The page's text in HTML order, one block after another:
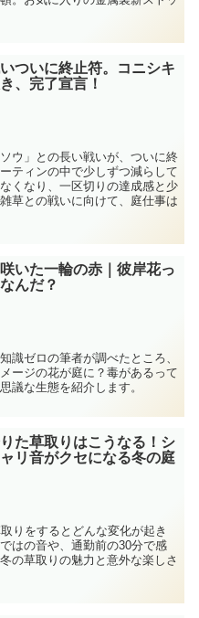
ついに終止符。コニシキ
、完了宣言！
ウ」との長い戦いが、ついに終
ティンの中で少しずつ減らして
くなり、一区切りの達成感と少
草との戦いに向けて、庭仕事は
いた一輪の赤｜彼岸花っ
んだ？
識ゼロの筆者が調べたところ、
ージの花が庭に？毒があるって
議な生態を紹介します。
た草取りはこうなる！シ
リ音がクセになる冬の庭
りをするとどんな変化が起き
はの音や、通勤前の30分で感
の草取りの魅力と意外な楽しさ